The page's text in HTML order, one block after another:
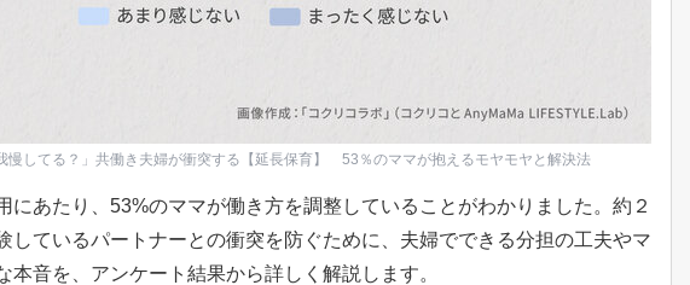
慢してる？」共働き夫婦が衝突する【延長保育】 53％のママが抱えるモヤモヤと解決法
にあたり、53%のママが働き方を調整していることがわかりました。約２
しているパートナーとの衝突を防ぐために、夫婦でできる分担の工夫やマ
本音を、アンケート結果から詳しく解説します。